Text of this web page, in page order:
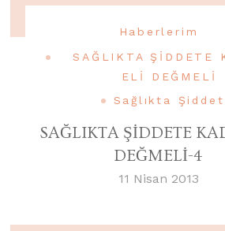
Haberlerim
SAĞLIKTA ŞİDDETE
ELİ DEĞMELİ
Sağlıkta Şiddet
SAĞLIKTA ŞİDDETE
DEĞMELİ-4
11 Nisan 2013